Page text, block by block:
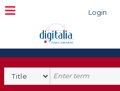
Login
Search